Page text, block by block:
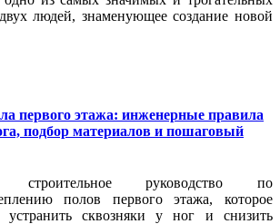
людей, знаменующее создание новой
первого этажа: инженерные правила
подбор материалов и пошаговый
строительное руководство по
полов первого этажа, которое
устранить сквозняки у ног и снизить